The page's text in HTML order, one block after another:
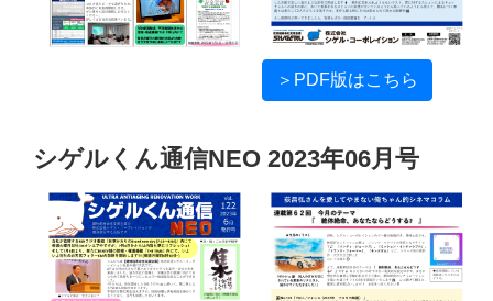
＞PDF版はこちら
シゲルくん通信NEO 2023年06月号